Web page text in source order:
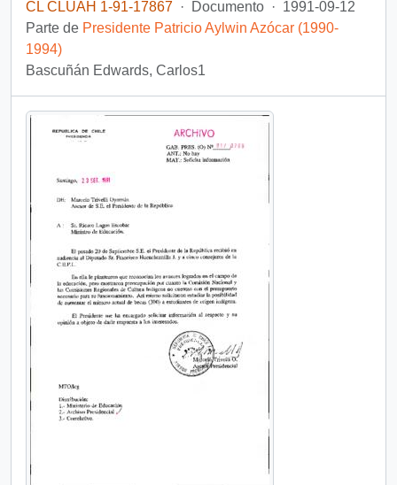
CL CLUAH 1-91-17867 · Documento · 1991-09-12
Parte de Presidente Patricio Aylwin Azócar (1990-
1994)
Bascuñán Edwards, Carlos1